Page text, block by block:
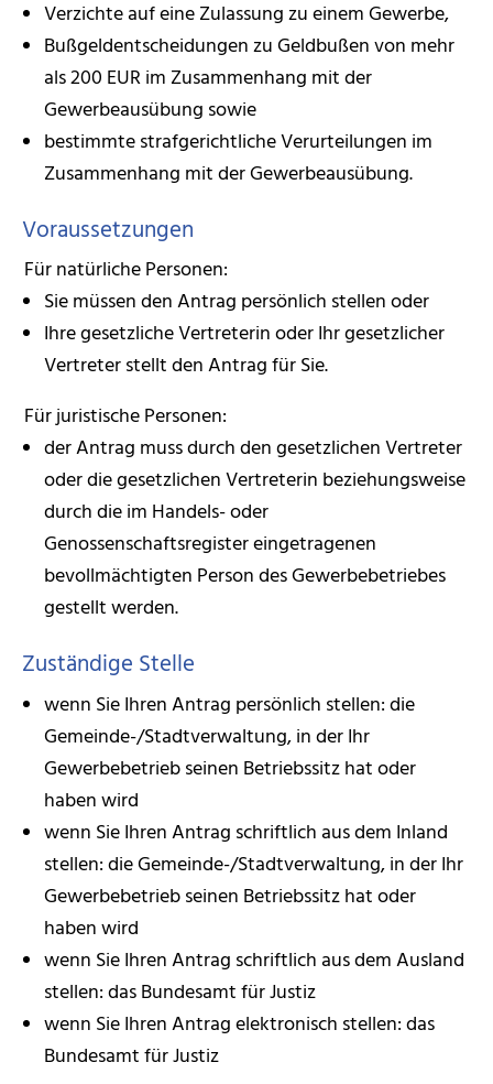
Verzichte auf eine Zulassung zu einem Gewerbe,
Bußgeldentscheidungen zu Geldbußen von mehr
als 200 EUR im Zusammenhang mit der
Gewerbeausübung sowie
bestimmte strafgerichtliche Verurteilungen im
Zusammenhang mit der Gewerbeausübung.
Voraussetzungen
Für natürliche Personen:
Sie müssen den Antrag persönlich stellen oder
Ihre gesetzliche Vertreterin oder Ihr gesetzlicher
Vertreter stellt den Antrag für Sie.
Für juristische Personen:
der Antrag muss durch den gesetzlichen Vertreter
oder die gesetzlichen Vertreterin beziehungsweise
durch die im Handels- oder
Genossenschaftsregister eingetragenen
bevollmächtigten Person des Gewerbebetriebes
gestellt werden.
Zuständige Stelle
wenn Sie Ihren Antrag persönlich stellen: die
Gemeinde-/Stadtverwaltung, in der Ihr
Gewerbebetrieb seinen Betriebssitz hat oder
haben wird
wenn Sie Ihren Antrag schriftlich aus dem Inland
stellen:die Gemeinde-/Stadtverwaltung, in der Ihr
Gewerbebetrieb seinen Betriebssitz hat oder
haben wird
wenn Sie Ihren Antrag schriftlich aus dem Ausland
stellen: das Bundesamt für Justiz
wenn Sie Ihren Antrag elektronisch stellen: das
Bundesamt für Justiz